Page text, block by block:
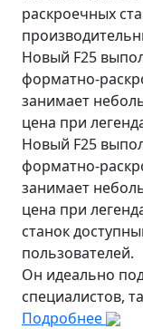
раскроечных
Новый F25
форматно-
занимает
цена при
Новый F25
форматно-
занимает
цена при
станок
пользователей.
Он идеально
специалистов,
Подробнее